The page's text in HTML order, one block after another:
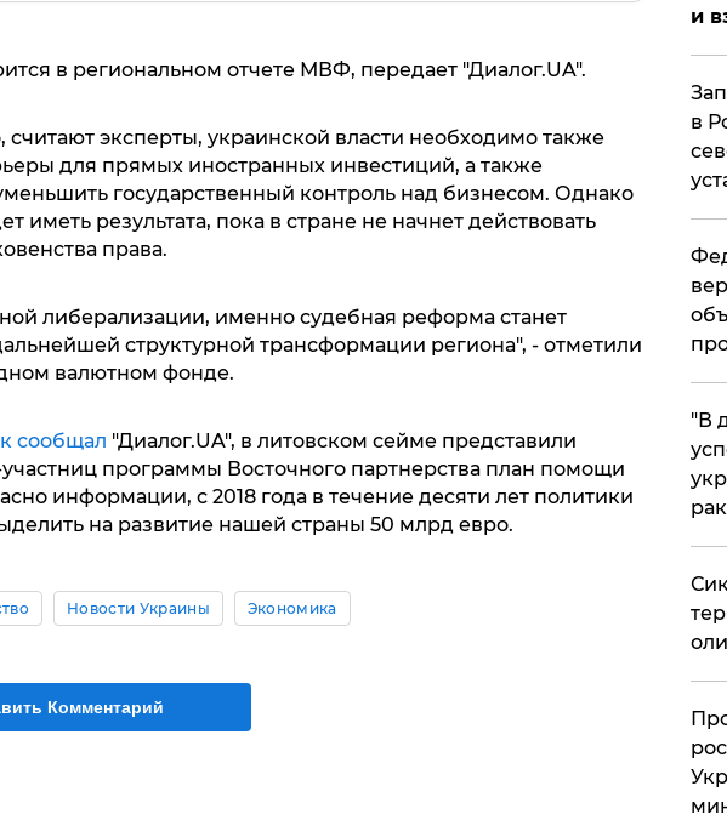
в региональном отчете МВФ, передает "Диалог.UA".
считают эксперты, украинской власти необходимо также
для прямых иностранных инвестиций, а также
государственный контроль над бизнесом. Однако
иметь результата, пока в стране не начнет действовать
права.
либерализации, именно судебная реформа станет
структурной трансформации региона", - отметили
валютном фонде.
сообщал "Диалог.UA", в литовском сейме представили
программы Восточного партнерства план помощи
информации, с 2018 года в течение десяти лет политики
на развитие нашей страны 50 млрд евро.
Новости Украины Экономика
Комментарий
и
в
​"В